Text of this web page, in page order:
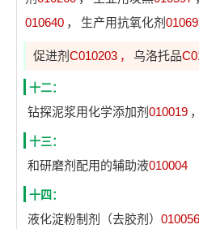
010640 ， 生产用抗氧化剂
促进剂 C010203 ， 乌洛托品
十二：
钻探泥浆用化学添加剂 010019 ，
十三：
和研磨剂配用的辅助液010004
十四：
液化淀粉制剂（去胶剂） 010056